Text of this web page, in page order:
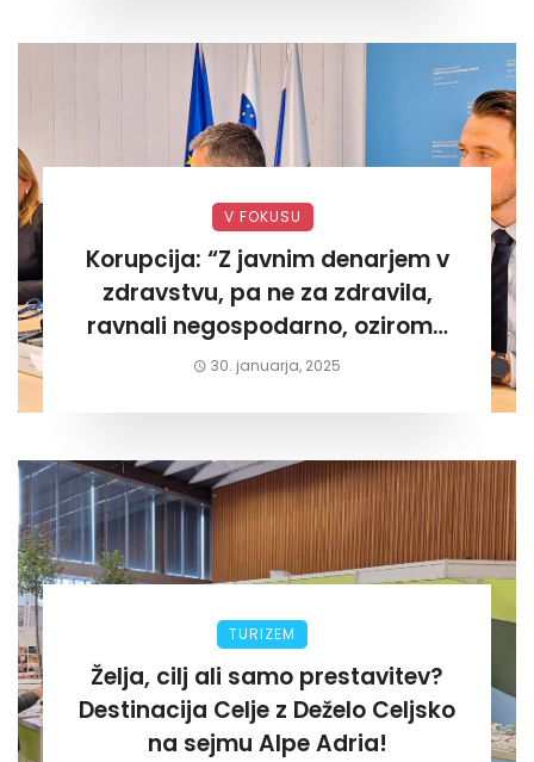
V FOKUSU
Korupcija: “Z javnim denarjem v
zdravstvu, pa ne za zdravila,
ravnali negospodarno, oziroma
za lastni žep. Tokrat na Žalskem«
30. januarja, 2025
TURIZEM
Želja, cilj ali samo prestavitev?
Destinacija Celje z Deželo Celjsko
na sejmu Alpe Adria!